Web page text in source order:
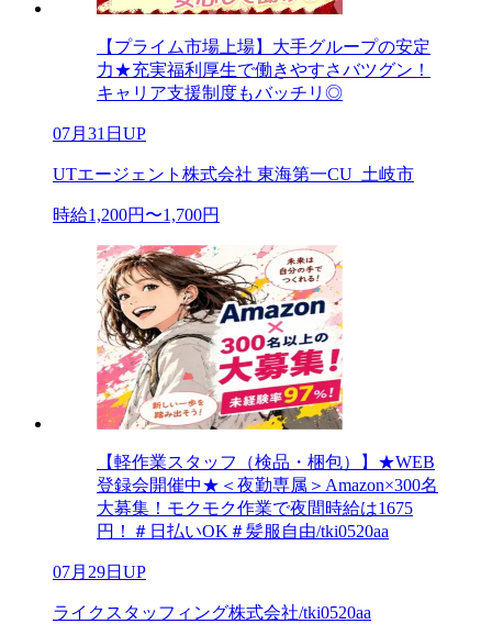
【プライム市場上場】大手グループの安定
力★充実福利厚生で働きやすさバツグン！
キャリア支援制度もバッチリ◎
07月31日UP
UTエージェント株式会社 東海第一CU_土岐市
時給1,200円〜1,700円
【軽作業スタッフ（検品・梱包）】★WEB
登録会開催中★＜夜勤専属＞Amazon×300名
大募集！モクモク作業で夜間時給は1675
円！＃日払いOK＃髪服自由/tki0520aa
07月29日UP
ライクスタッフィング株式会社/tki0520aa